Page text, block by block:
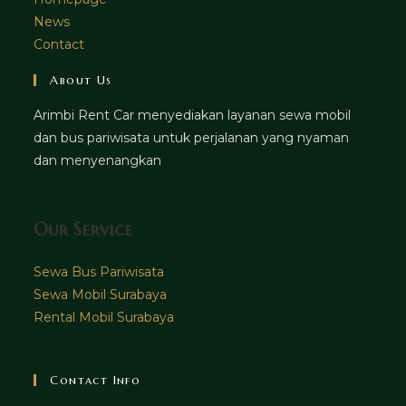
News
Contact
About Us
Arimbi Rent Car menyediakan layanan sewa mobil
dan bus pariwisata untuk perjalanan yang nyaman
dan menyenangkan
Our Service
Sewa Bus Pariwisata
Sewa Mobil Surabaya
Rental Mobil Surabaya
Contact Info